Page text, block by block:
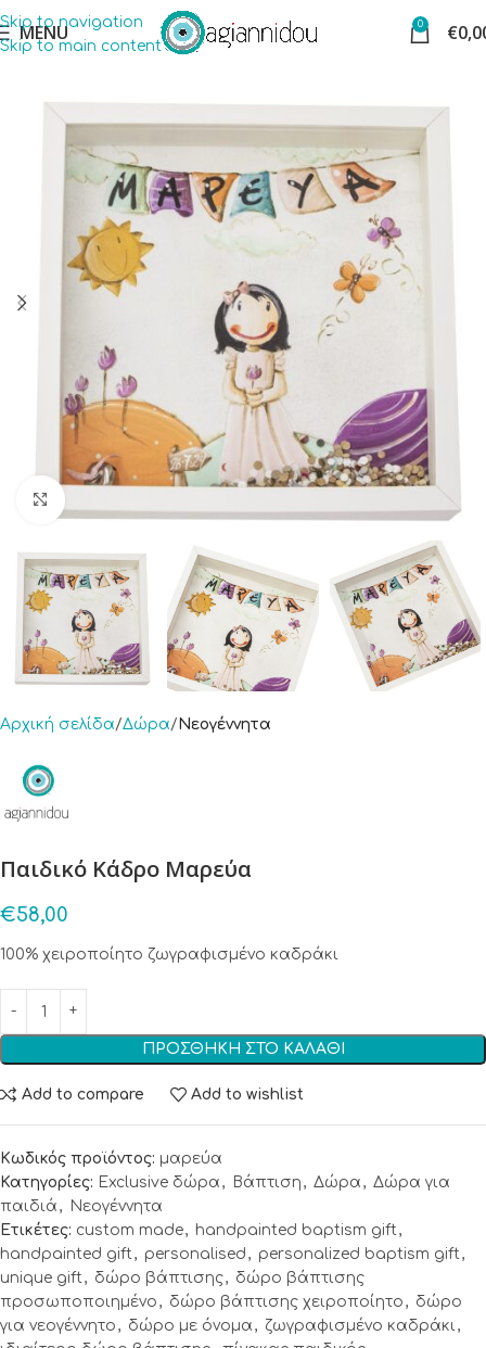
Skip to navigation
Skip to main content
MENU 0 €
Αρχική σελίδα Δώρα Νεογέννητα
Παιδικό Κάδρο Μαρεύα
€58,00
100% χειροποίητο ζωγραφισμένο καδράκι
ΠΡΟΣΘΉΚΗ ΣΤΟ ΚΑΛΆΘΙ
Add to compare Add to wishlist
Κωδικός προϊόντος: μαρεύα
Κατηγορίες: Exclusive δώρα , Βάπτιση , Δώρα , Δώρα για
παιδιά , Νεογέννητα
Ετικέτες: custom made, handpainted baptism gift,
handpainted gift, personalised , personalized baptism gift,
unique gift, δώρο βάπτισης, δώρο βάπτισης
προσωποποιημένο , δώρο βάπτισης χειροποίητο , δώρο
για νεογέννητο , δώρο με όνομα , ζωγραφισμένο καδράκι,